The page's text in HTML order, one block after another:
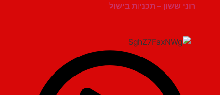
רוני ששון – תכניות בישול